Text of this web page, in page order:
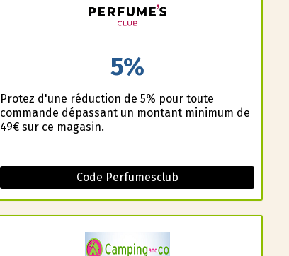
5%
Profitez d'une réduction de 5% pour toute
commande dépassant un montant minimum de
49€ sur ce magasin.
Code Perfumesclub